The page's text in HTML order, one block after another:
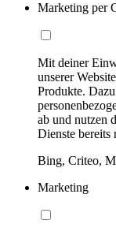
Marketing per
Mit deiner
unserer
Produkte.
ab und nutzen
Dienste bereits
Bing, Criteo,
Marketing